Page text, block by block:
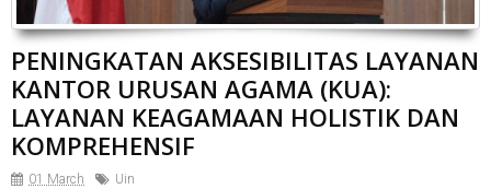
PENINGKATAN AKSESIBILITAS LAYANAN
KANTOR URUSAN AGAMA (KUA):
LAYANAN KEAGAMAAN HOLISTIK DAN
KOMPREHENSIF
01 March Uin